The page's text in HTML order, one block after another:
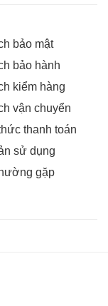
bảo mật
bảo hành
kiểm hàng
vận chuyển
thanh toán
sử dụng
gặp